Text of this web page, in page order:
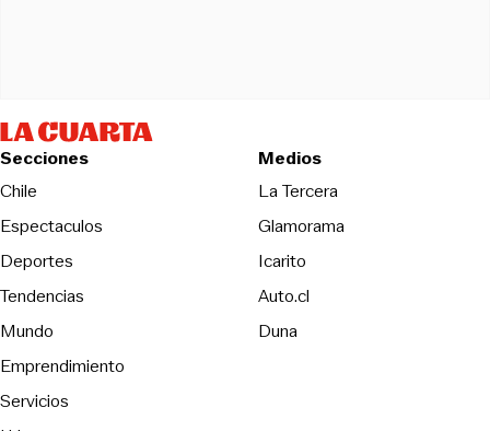
Secciones
Chile
Espectaculos
Deportes
Tendencias
Mundo
Emprendimiento
Servicios
Medios
La TerceraOpens in new
Glamorama
Icarito
Auto.cl
DunaOpens in new window